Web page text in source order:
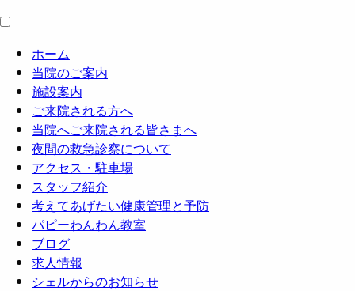
ホーム
当院のご案内
施設案内
ご来院される方へ
当院へご来院される皆さまへ
夜間の救急診察について
アクセス・駐車場
スタッフ紹介
考えてあげたい健康管理と予防
パピーわんわん教室
ブログ
求人情報
シェルからのお知らせ